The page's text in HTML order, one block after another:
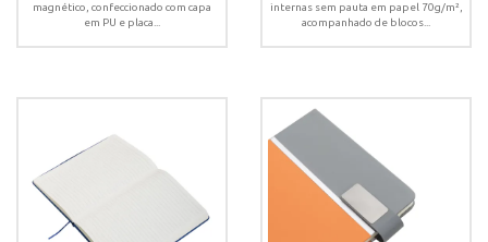
magnético, confeccionado com capa
em PU e placa...
internas sem pauta em papel 70g/m²,
acompanhado de blocos...